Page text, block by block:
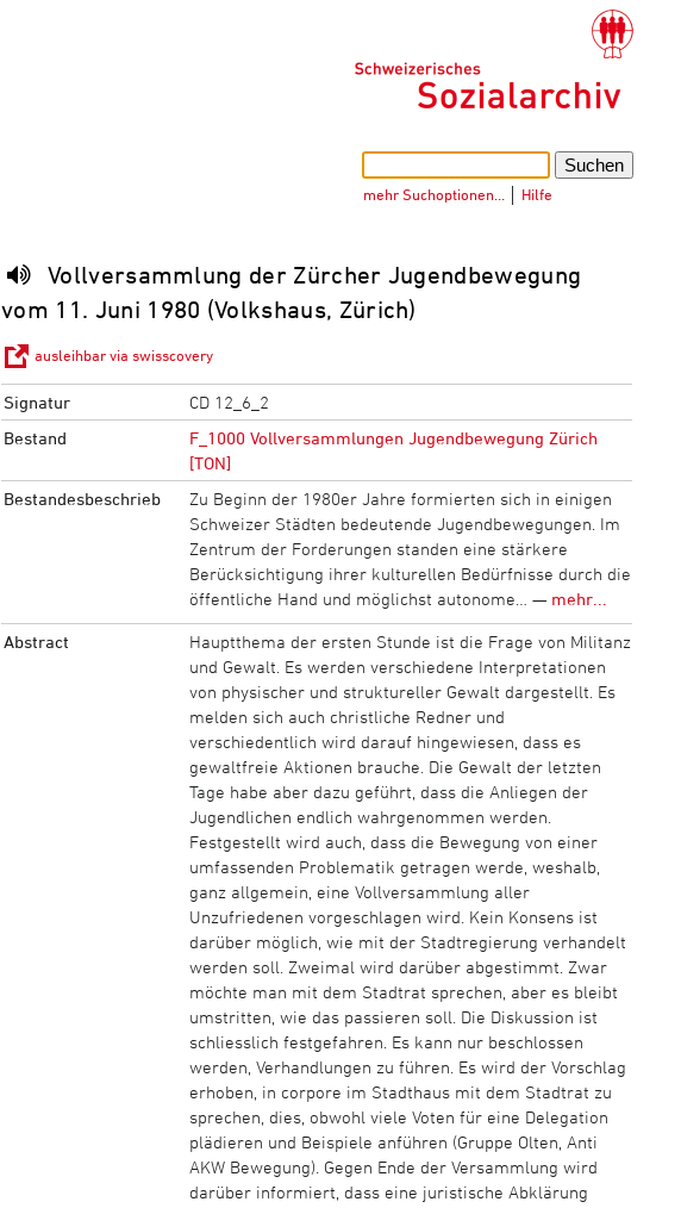
mehr Suchoptionen… Hilfe
Vollversammlung der Zürcher Jugendbewegung
vom 11. Juni 1980 (Volkshaus, Zürich)
ausleihbar via swisscovery
Signatur
CD 12_6_2
Bestand
F_1000 Vollversammlungen Jugendbewegung Zürich
[TON]
Bestandesbeschrieb
Zu Beginn der 1980er Jahre formierten sich in einigen
Schweizer Städten bedeutende Jugendbewegungen. Im
Zentrum der Forderungen standen eine stärkere
Berücksichtigung ihrer kulturellen Bedürfnisse durch die
öffentliche Hand und möglichst autonome… — mehr...
Abstract
Hauptthema der ersten Stunde ist die Frage von Militanz
und Gewalt. Es werden verschiedene Interpretationen
von physischer und struktureller Gewalt dargestellt. Es
melden sich auch christliche Redner und
verschiedentlich wird darauf hingewiesen, dass es
gewaltfreie Aktionen brauche. Die Gewalt der letzten
Tage habe aber dazu geführt, dass die Anliegen der
Jugendlichen endlich wahrgenommen werden.
Festgestellt wird auch, dass die Bewegung von einer
umfassenden Problematik getragen werde, weshalb,
ganz allgemein, eine Vollversammlung aller
Unzufriedenen vorgeschlagen wird. Kein Konsens ist
darüber möglich, wie mit der Stadtregierung verhandelt
werden soll. Zweimal wird darüber abgestimmt. Zwar
möchte man mit dem Stadtrat sprechen, aber es bleibt
umstritten, wie das passieren soll. Die Diskussion ist
schliesslich festgefahren. Es kann nur beschlossen
werden, Verhandlungen zu führen. Es wird der Vorschlag
erhoben, in corpore im Stadthaus mit dem Stadtrat zu
sprechen, dies, obwohl viele Voten für eine Delegation
plädieren und Beispiele anführen (Gruppe Olten, Anti
AKW Bewegung). Gegen Ende der Versammlung wird
darüber informiert, dass eine juristische Abklärung